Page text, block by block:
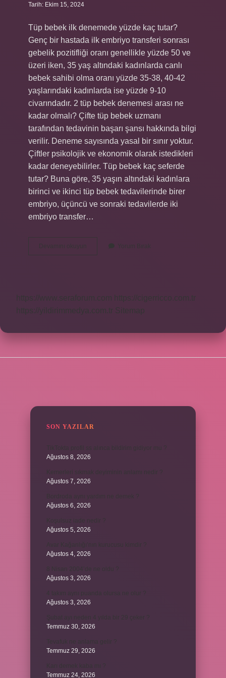
Tarih: Ekim 15, 2024
Tüp bebek ilk denemede yüzde kaç tutar?
Genç bir hastada ilk embriyo transferi sonrası
gebelik pozitifliği oranı genellikle yüzde 50 ve
üzeri iken, 35 yaş altındaki kadınlarda canlı
bebek sahibi olma oranı yüzde 35-38, 40-42
yaşlarındaki kadınlarda ise yüzde 9-10
civarındadır. 2 tüp bebek denemesi arası ne
kadar olmalı? Çifte tüp bebek uzmanı
tarafından tedavinin başarı şansı hakkında bilgi
verilir. Deneme sayısında yasal bir sınır yoktur.
Çiftler psikolojik ve ekonomik olarak istedikleri
kadar deneyebilirler. Tüp bebek kaç seferde
tutar? Buna göre, 35 yaşın altındaki kadınlara
birinci ve ikinci tüp bebek tedavilerinde birer
embriyo, üçüncü ve sonraki tedavilerde iki
embriyo transfer…
Devamını okuyun
Bebek
Yorum Bırak
https://www.seraforum.com
https://cigerricco.com.tr
https://yildirimmedya.com.tr Sitemap
SON YAZILAR
Ağustos 8, 2026
Ağustos 7, 2026
Ağustos 6, 2026
Ağustos 5, 2026
Ağustos 4, 2026
Ağustos 3, 2026
Ağustos 3, 2026
Temmuz 30, 2026
Temmuz 29, 2026
Temmuz 24, 2026